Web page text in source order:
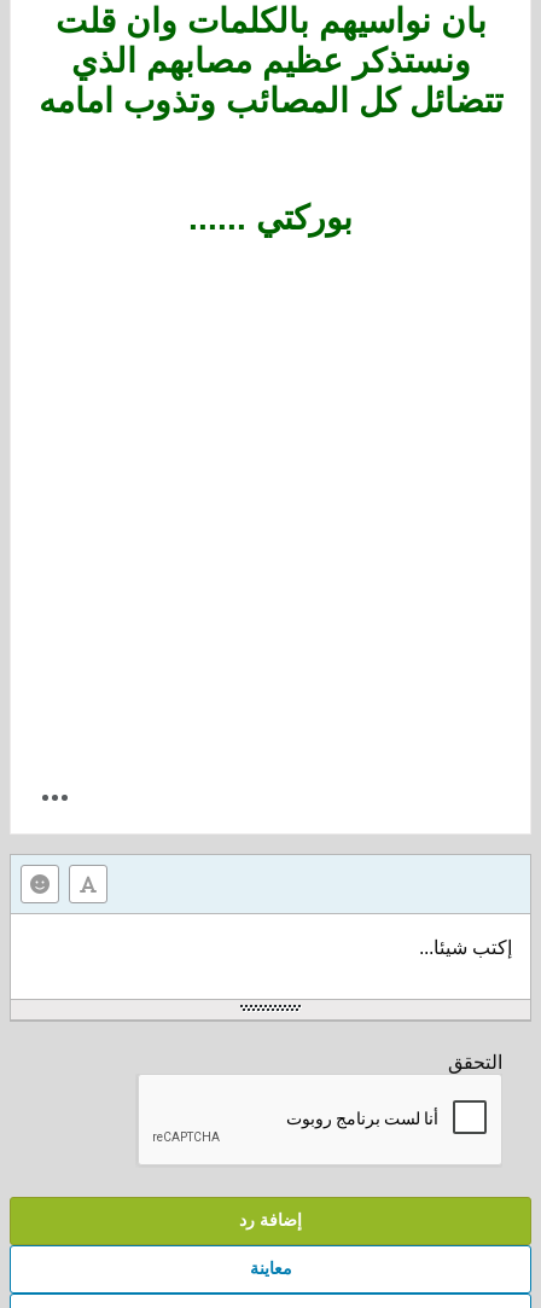
بان نواسيهم بالكلمات وان قلت
ونستذكر عظيم مصابهم الذي
تتضائل كل المصائب وتذوب امامه
بوركتي ......
إكتب شيئا...
التحقق
إضافة رد
معاينة